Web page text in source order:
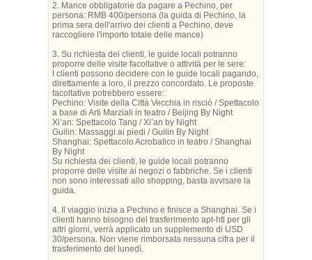
2. Mance obbligatorie da pagare a Pechino, per
persona: RMB 400/persona (la guida di Pechino, la
prima sera dell'arrivo dei clienti a Pechino, deve
raccogliere l'importo totale delle mance)
3. Su richiesta dei clienti, le guide locali potranno
proporre delle visite facoltative o attività per le sere:
I clienti possono decidere con le guide locali pagando,
direttamente a loro, il prezzo concordato. Le proposte
facoltative potrebbero essere:
Pechino: Visite della Città Vecchia in risciò / Spettacolo
a base di Arti Marziali in teatro / Beijing By Night
Xi’an: Spettacolo Tang / Xi’an by Night
Guilin: Massaggi ai piedi / Guilin By Night
Shanghai: Spettacolo Acrobatico in teatro / Shanghai
By Night
Su richiesta dei clienti, le guide locali potranno
proporre delle visite ai negozi o fabbriche. Se i clienti
non sono interessati allo shopping, basta avvisare la
guida.
4. Il viaggio inizia a Pechino e finisce a Shanghai. Se i
clienti hanno bisogno del trasferimento apt-htl per gli
altri giorni, verrà applicato un supplemento di USD
30/persona. Non viene rimborsata nessuna cifra per il
trasferimento del lunedì.